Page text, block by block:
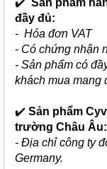
đầy đủ:
- Hóa đơn VAT
- Có chứng nhận
- Sản phẩm có
khách mua mang
✔️ Sản phẩm
trường Châu Âu:
- Địa chỉ công ty
Germany.